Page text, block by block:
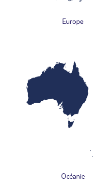
Europe
Océanie